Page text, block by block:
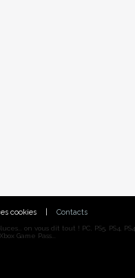
cookies Contacts
on vous dit tout ! PC, PS5, PS4, PS4
Game Pass...